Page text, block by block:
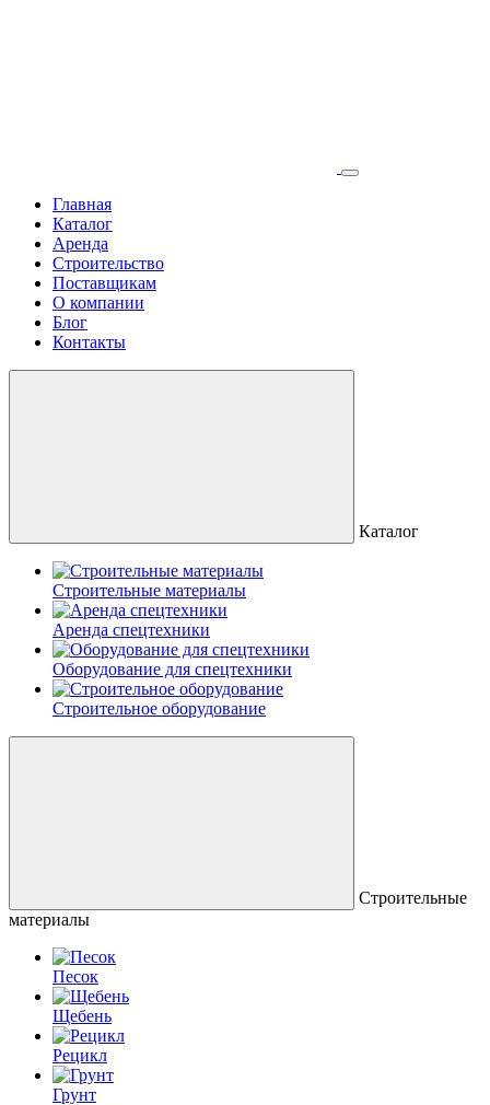
Главная
Каталог
Аренда
Строительство
Поставщикам
О компании
Блог
Контакты
Каталог
Строительные материалы
Аренда спецтехники
Оборудование для спецтехники
Строительное оборудование
Строительные
материалы
Песок
Щебень
Рецикл
Грунт